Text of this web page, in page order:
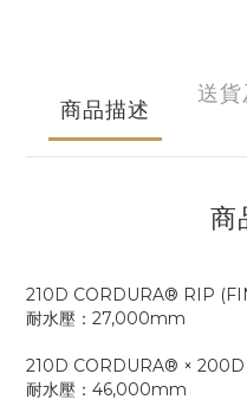
商品描述
送
商
210D CORDURA® RIP
耐水壓：27,000mm
210D CORDURA® ×
耐水壓：46,000mm